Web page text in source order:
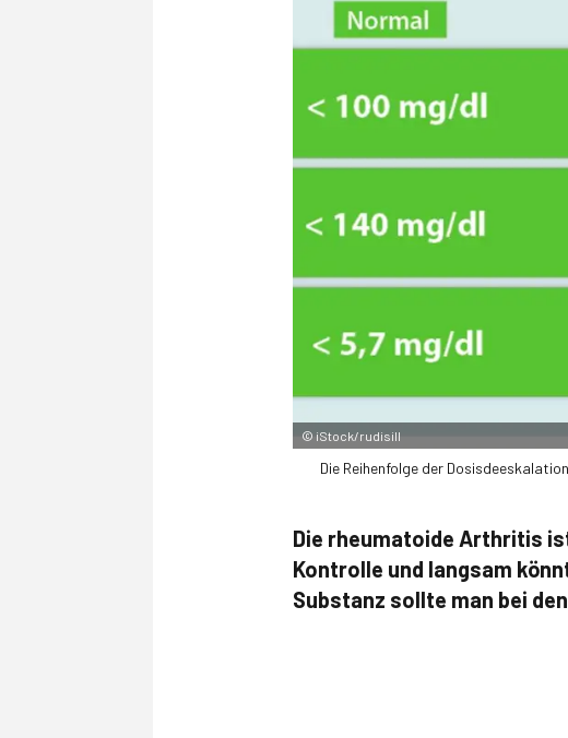
© iStock/rudisill
Die Reihenfolge der
Die rheumatoide Arthritis
Kontrolle und langsam
Substanz sollte man bei